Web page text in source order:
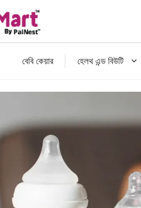
বেবি কেয়ার হেলথ এন্ড বিউটি